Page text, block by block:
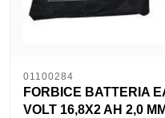
01100284
FORBICE BATTERIA
VOLT 16,8X2 AH 2,0